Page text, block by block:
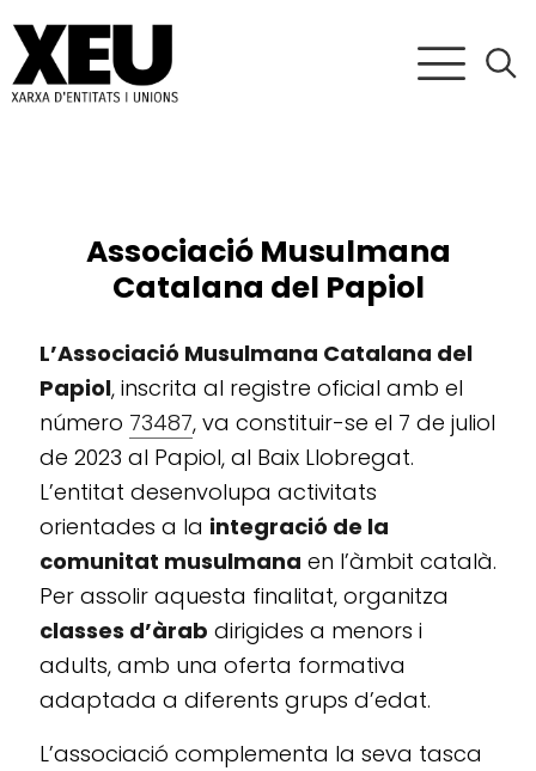
Associació Musulmana
Catalana del Papiol
L’Associació Musulmana Catalana del
Papiol, inscrita al registre oficial amb el
número 73487, va constituir-se el 7 de juliol
de 2023 al Papiol, al Baix Llobregat.
L’entitat desenvolupa activitats
orientades a la integració de la
comunitat musulmana en l’àmbit català.
Per assolir aquesta finalitat, organitza
classes d’àrab dirigides a menors i
adults, amb una oferta formativa
adaptada a diferents grups d’edat.
L’associació complementa la seva tasca